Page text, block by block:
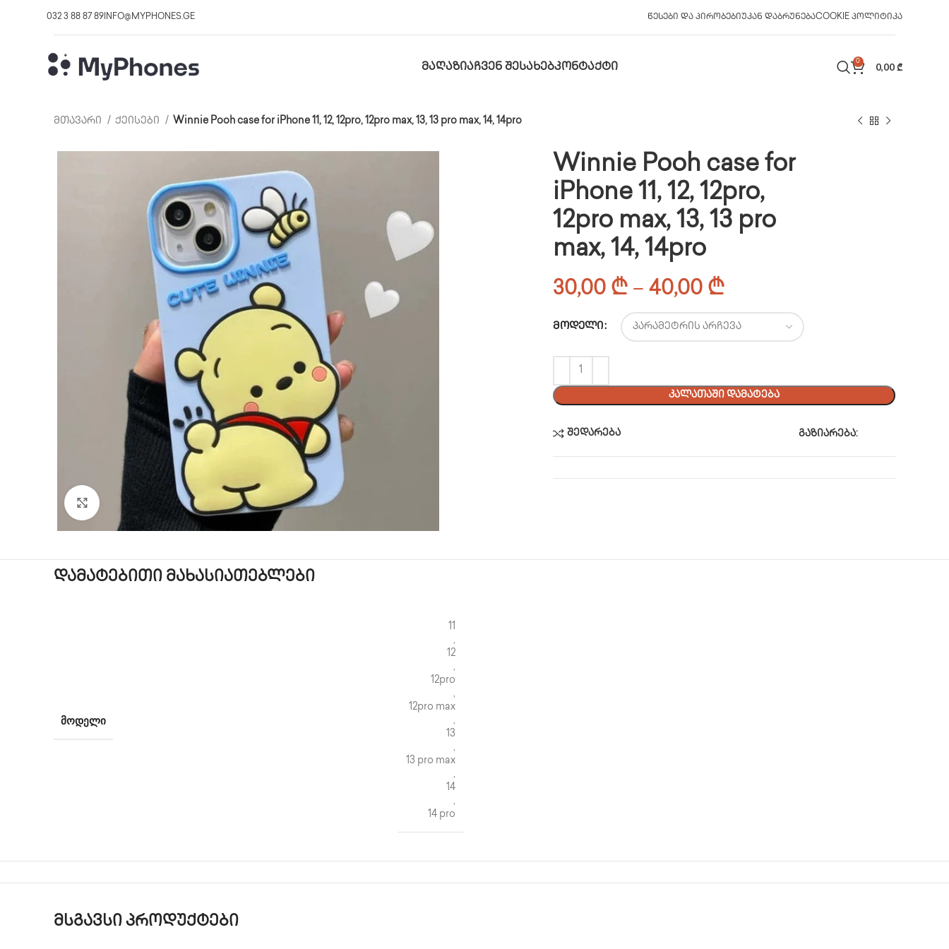
032 3 88 87 89 INFO@MYPHONES.GE ᲬᲔᲡᲔᲑᲘ ᲓᲐ ᲞᲘᲠᲝᲑᲔᲑᲘᲣᲙᲐᲜ ᲓᲐᲑᲠᲣᲜᲔᲑᲐCOOKIE ᲞᲝᲚᲘᲢᲘᲙᲐ
ᲛᲐᲦᲐᲖᲘᲐᲩᲕᲔᲜ ᲨᲔᲡᲐᲮᲔᲑᲙᲝᲜᲢᲐᲥᲢᲘ 0 0,00₾
მთავარი ქეისები Winnie Pooh case for iPhone 11, 12, 12pro, 12pro max, 13, 13 pro max, 14, 14pro
Click to enlarge
Winnie Pooh case for
iPhone 11, 12, 12pro,
12pro max, 13, 13 pro
max, 14, 14pro
30,00 ₾ – 40,00 ₾
ᲛᲝᲓᲔᲚᲘ
ᲙᲐᲚᲐᲗᲐᲨᲘ ᲓᲐᲛᲐᲢᲔᲑᲐ
შედარება გაზიარება:
დამატებითი მახასიათებლები
ᲛᲝᲓᲔᲚᲘ
11
,
12
,
12pro
,
12pro max
,
13
,
13 pro max
,
14
,
14 pro
მსგავსი პროდუქტები